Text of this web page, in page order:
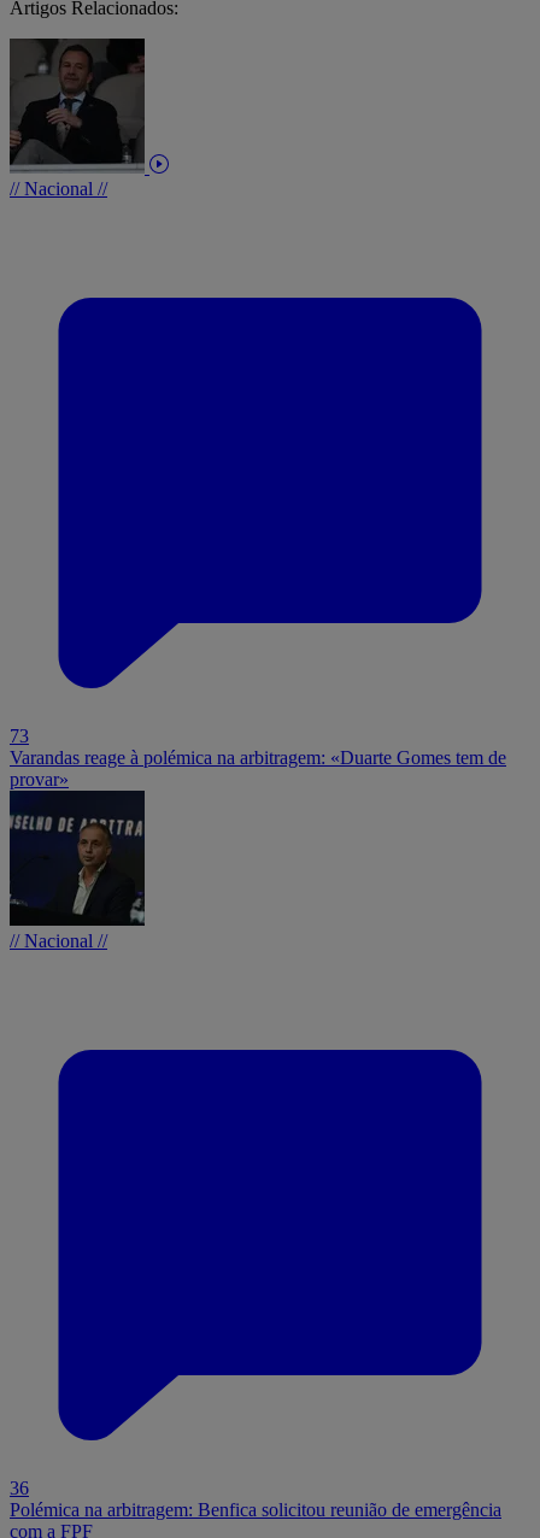
Artigos Relacionados:
// Nacional //
73
Varandas reage à polémica na arbitragem: «Duarte Gomes tem de
provar»
// Nacional //
36
Polémica na arbitragem: Benfica solicitou reunião de emergência
com a FPF